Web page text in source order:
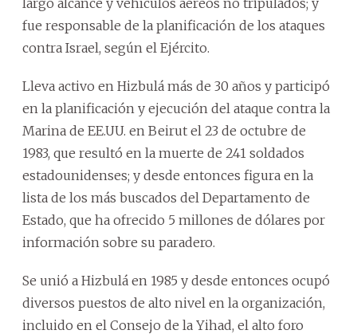
fue responsable de la planificación de los ataques
contra Israel, según el Ejército.
Lleva activo en Hizbulá más de 30 años y participó
en la planificación y ejecución del ataque contra la
Marina de EE.UU. en Beirut el 23 de octubre de
1983, que resultó en la muerte de 241 soldados
estadounidenses; y desde entonces figura en la
lista de los más buscados del Departamento de
Estado, que ha ofrecido 5 millones de dólares por
información sobre su paradero.
Se unió a Hizbulá en 1985 y desde entonces ocupó
diversos puestos de alto nivel en la organización,
incluido en el Consejo de la Yihad, el alto foro